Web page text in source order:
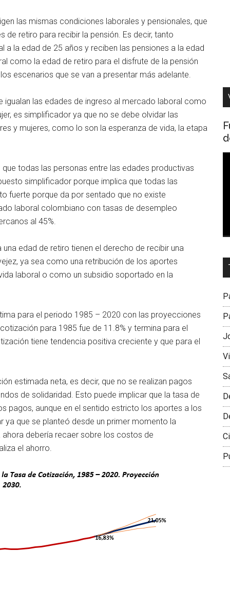
las mismas condiciones laborales y pensionales, que
de retiro para recibir la pensión. Es decir, tanto
la edad de 25 años y reciben las pensiones a la edad
como la edad de retiro para el disfrute de la pensión
escenarios que se van a presentar más adelante.
las edades de ingreso al mercado laboral como
es simplificador ya que no se debe olvidar las
y mujeres, como lo son la esperanza de vida, la etapa
todas las personas entre las edades productivas
simplificador porque implica que todas las
fuerte porque da por sentado que no existe
laboral colombiano con tasas de desempleo
al 45%.
edad de retiro tienen el derecho de recibir una
ya sea como una retribución de los aportes
laboral o como un subsidio soportado en la
para el periodo 1985 – 2020 con las proyecciones
para 1985 fue de 11.8% y termina para el
tiene tendencia positiva creciente y que para el
estimada neta, es decir, que no se realizan pagos
de solidaridad. Esto puede implicar que la tasa de
pagos, aunque en el sentido estricto los aportes a los
ya que se planteó desde un primer momento la
debería recaer sobre los costos de
el ahorro.